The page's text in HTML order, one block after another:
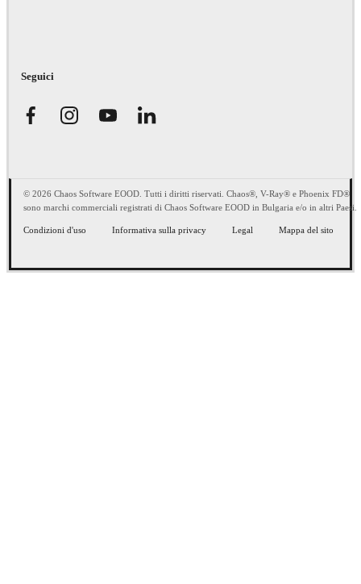
Seguici
© 2026 Chaos Software EOOD. Tutti i diritti riservati. Chaos®, V-Ray® e Phoenix FD®
sono marchi commerciali registrati di Chaos Software EOOD in Bulgaria e/o in altri Paesi.
Condizioni d'uso Informativa sulla privacy Legal Mappa del sito